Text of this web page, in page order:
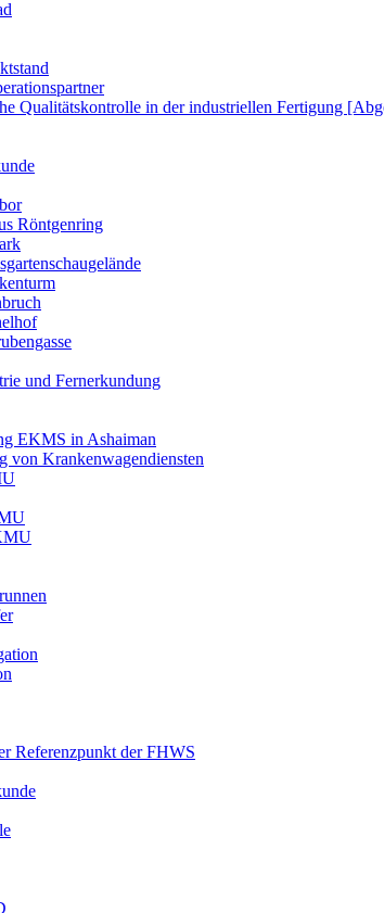
Qualitätskontrolle in der industriellen Fertigung
Röntgenring
und Fernerkundung
EKMS in Ashaiman
von Krankenwagendiensten
Referenzpunkt der FHWS